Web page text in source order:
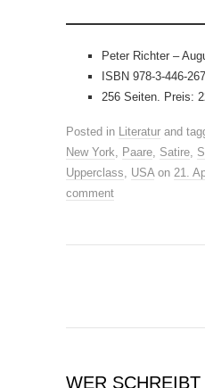
Peter Richter –
ISBN 978-3-446-
256 Seiten. Preis:
Posted in Literatur and
New York
Paare Satire
Upperclass
USA on 21.
comment
WER